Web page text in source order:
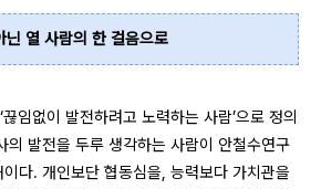
닌 열 사람의 한 걸음으로
임없이 발전하려고 노력하는 사람’으로 정의
의 발전을 두루 생각하는 사람이 안철수연구
다. 개인보단 협동심을, 능력보다 가치관을